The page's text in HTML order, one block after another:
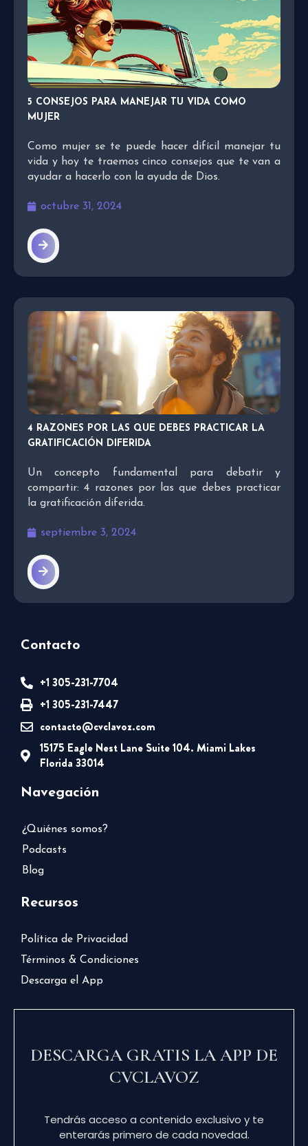
5 CONSEJOS PARA MANEJAR TU VIDA COMO
MUJER
Como mujer se te puede hacer difícil manejar tu
vida y hoy te traemos cinco consejos que te van a
ayudar a hacerlo con la ayuda de Dios.
octubre 31, 2024
4 RAZONES POR LAS QUE DEBES PRACTICAR LA
GRATIFICACIÓN DIFERIDA
Un concepto fundamental para debatir y
compartir: 4 razones por las que debes practicar
la gratificación diferida.
septiembre 3, 2024
Contacto
+1 305-231-7704
+1 305-231-7447
contacto@cvclavoz.com
15175 Eagle Nest Lane Suite 104. Miami Lakes
Florida 33014
Navegación
¿Quiénes somos?
Podcasts
Blog
Recursos
Política de Privacidad
Términos & Condiciones
Descarga el App
DESCARGA GRATIS LA APP DE
CVCLAVOZ
Tendrás acceso a contenido exclusivo y te
enterarás primero de cada novedad.